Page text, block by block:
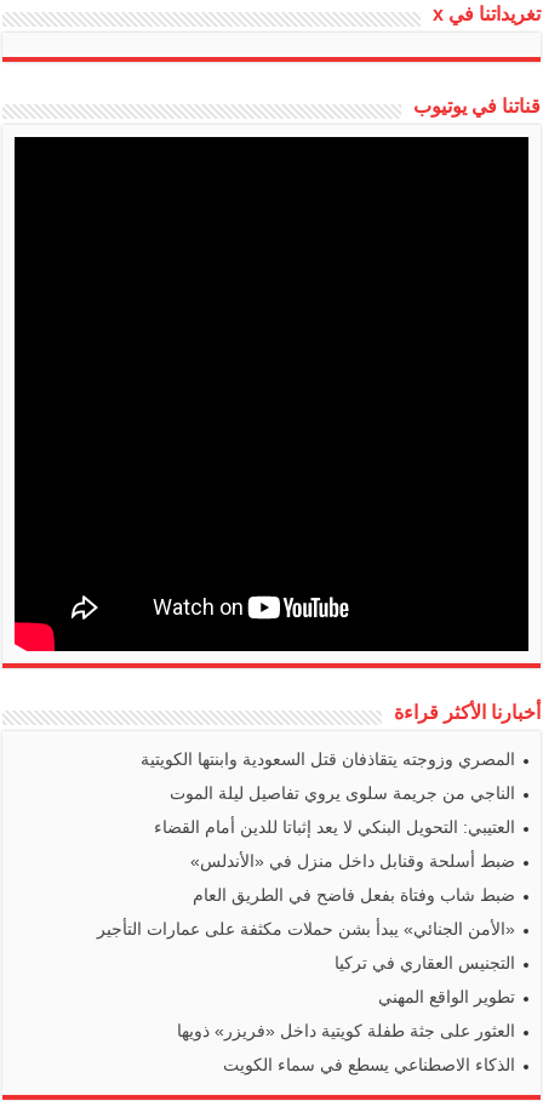
تغريداتنا في x
قناتنا في يوتيوب
أخبارنا الأكثر قراءة
المصري وزوجته يتقاذفان قتل السعودية وابنتها الكويتية
الناجي من جريمة سلوى يروي تفاصيل ليلة الموت
العتيبي: التحويل البنكي لا يعد إثباتا للدين أمام القضاء
ضبط أسلحة وقنابل داخل منزل في «الأندلس»
ضبط شاب وفتاة بفعل فاضح في الطريق العام
«الأمن الجنائي» يبدأ بشن حملات مكثفة على عمارات التأجير
التجنيس العقاري في تركيا
تطوير الواقع المهني
العثور على جثة طفلة كويتية داخل «فريزر» ذويها
الذكاء الاصطناعي يسطع في سماء الكويت